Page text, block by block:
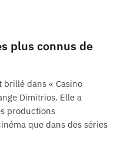
plus connus de
brillé dans « Casino
Dimitrios. Elle a
productions
que dans des séries